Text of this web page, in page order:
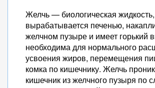
Желчь — биологическая
вырабатывается печенью,
желчном пузыре и имеет горький
необходима для нормального
усвоения жиров, перемещения
комка по кишечнику. Желчь
кишечник из желчного пузыря по